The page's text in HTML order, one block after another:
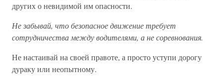
других о невидимой им опасности.
Не забывай, что безопасное движение требует
сотрудничества между водителями, а не соревнования.
Не настаивай на своей правоте, а просто уступи дорогу
дураку или неопытному.